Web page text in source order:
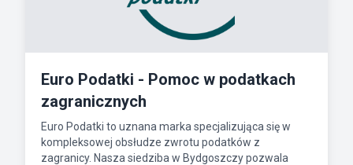
Euro Podatki - Pomoc w podatkach
zagranicznych
Euro Podatki to uznana marka specjalizująca się w
kompleksowej obsłudze zwrotu podatków z
zagranicy. Nasza siedziba w Bydgoszczy pozwala